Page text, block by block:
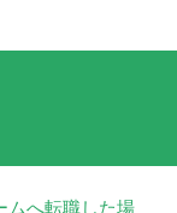
ムへ転職した場